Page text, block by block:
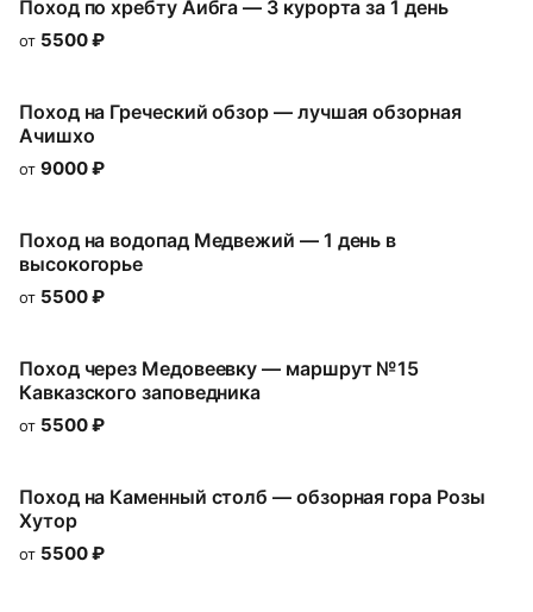
Поход по хребту Аибга — 3 курорта за 1 день
от 5500₽
Поход на Греческий обзор — лучшая обзорная
Ачишхо
от 9000₽
Поход на водопад Медвежий — 1 день в
высокогорье
от 5500₽
Поход через Медовеевку — маршрут №15
Кавказского заповедника
от 5500₽
Поход на Каменный столб — обзорная гора Розы
Хутор
от 5500₽